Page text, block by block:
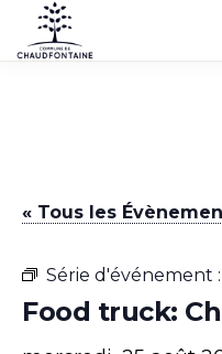
Passer
au
commune
Chaudfontaine
« Tous les
Série d'événement :
Food truck: